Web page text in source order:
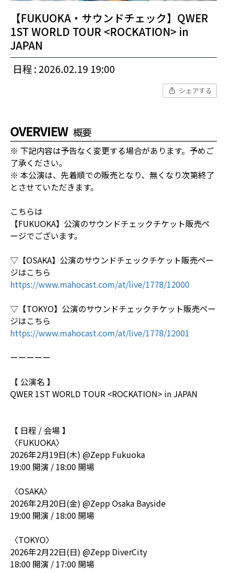
【FUKUOKA・サウンドチェック】QWER
1ST WORLD TOUR <ROCKATION> in
JAPAN
日程 : 2026.02.19 19:00
シェアする
OVERVIEW 概要
※ 下記内容は予告なく変更する場合があります。予めご
了承ください。
※ 本公演は、先着順での販売となり、無くなり次第終了
とさせていただきます。
こちらは
【FUKUOKA】公演のサウンドチェックチケット販売ペ
ージでございます。
▽【OSAKA】公演のサウンドチェックチケット販売ペー
ジはこちら
https://www.mahocast.com/at/live/1778/12000
▽【TOKYO】公演のサウンドチェックチケット販売ペー
ジはこちら
https://www.mahocast.com/at/live/1778/12001
ーーーーー
【 公演名 】
QWER 1ST WORLD TOUR <ROCKATION> in JAPAN
【 日程 / 会場 】
〈FUKUOKA〉
2026年2月19日(木) @Zepp Fukuoka
19:00 開演 / 18:00 開場
〈OSAKA〉
2026年2月20日(金) @Zepp Osaka Bayside
19:00 開演 / 18:00 開場
〈TOKYO〉
2026年2月22日(日) @Zepp DiverCity
18:00 開演 / 17:00 開場